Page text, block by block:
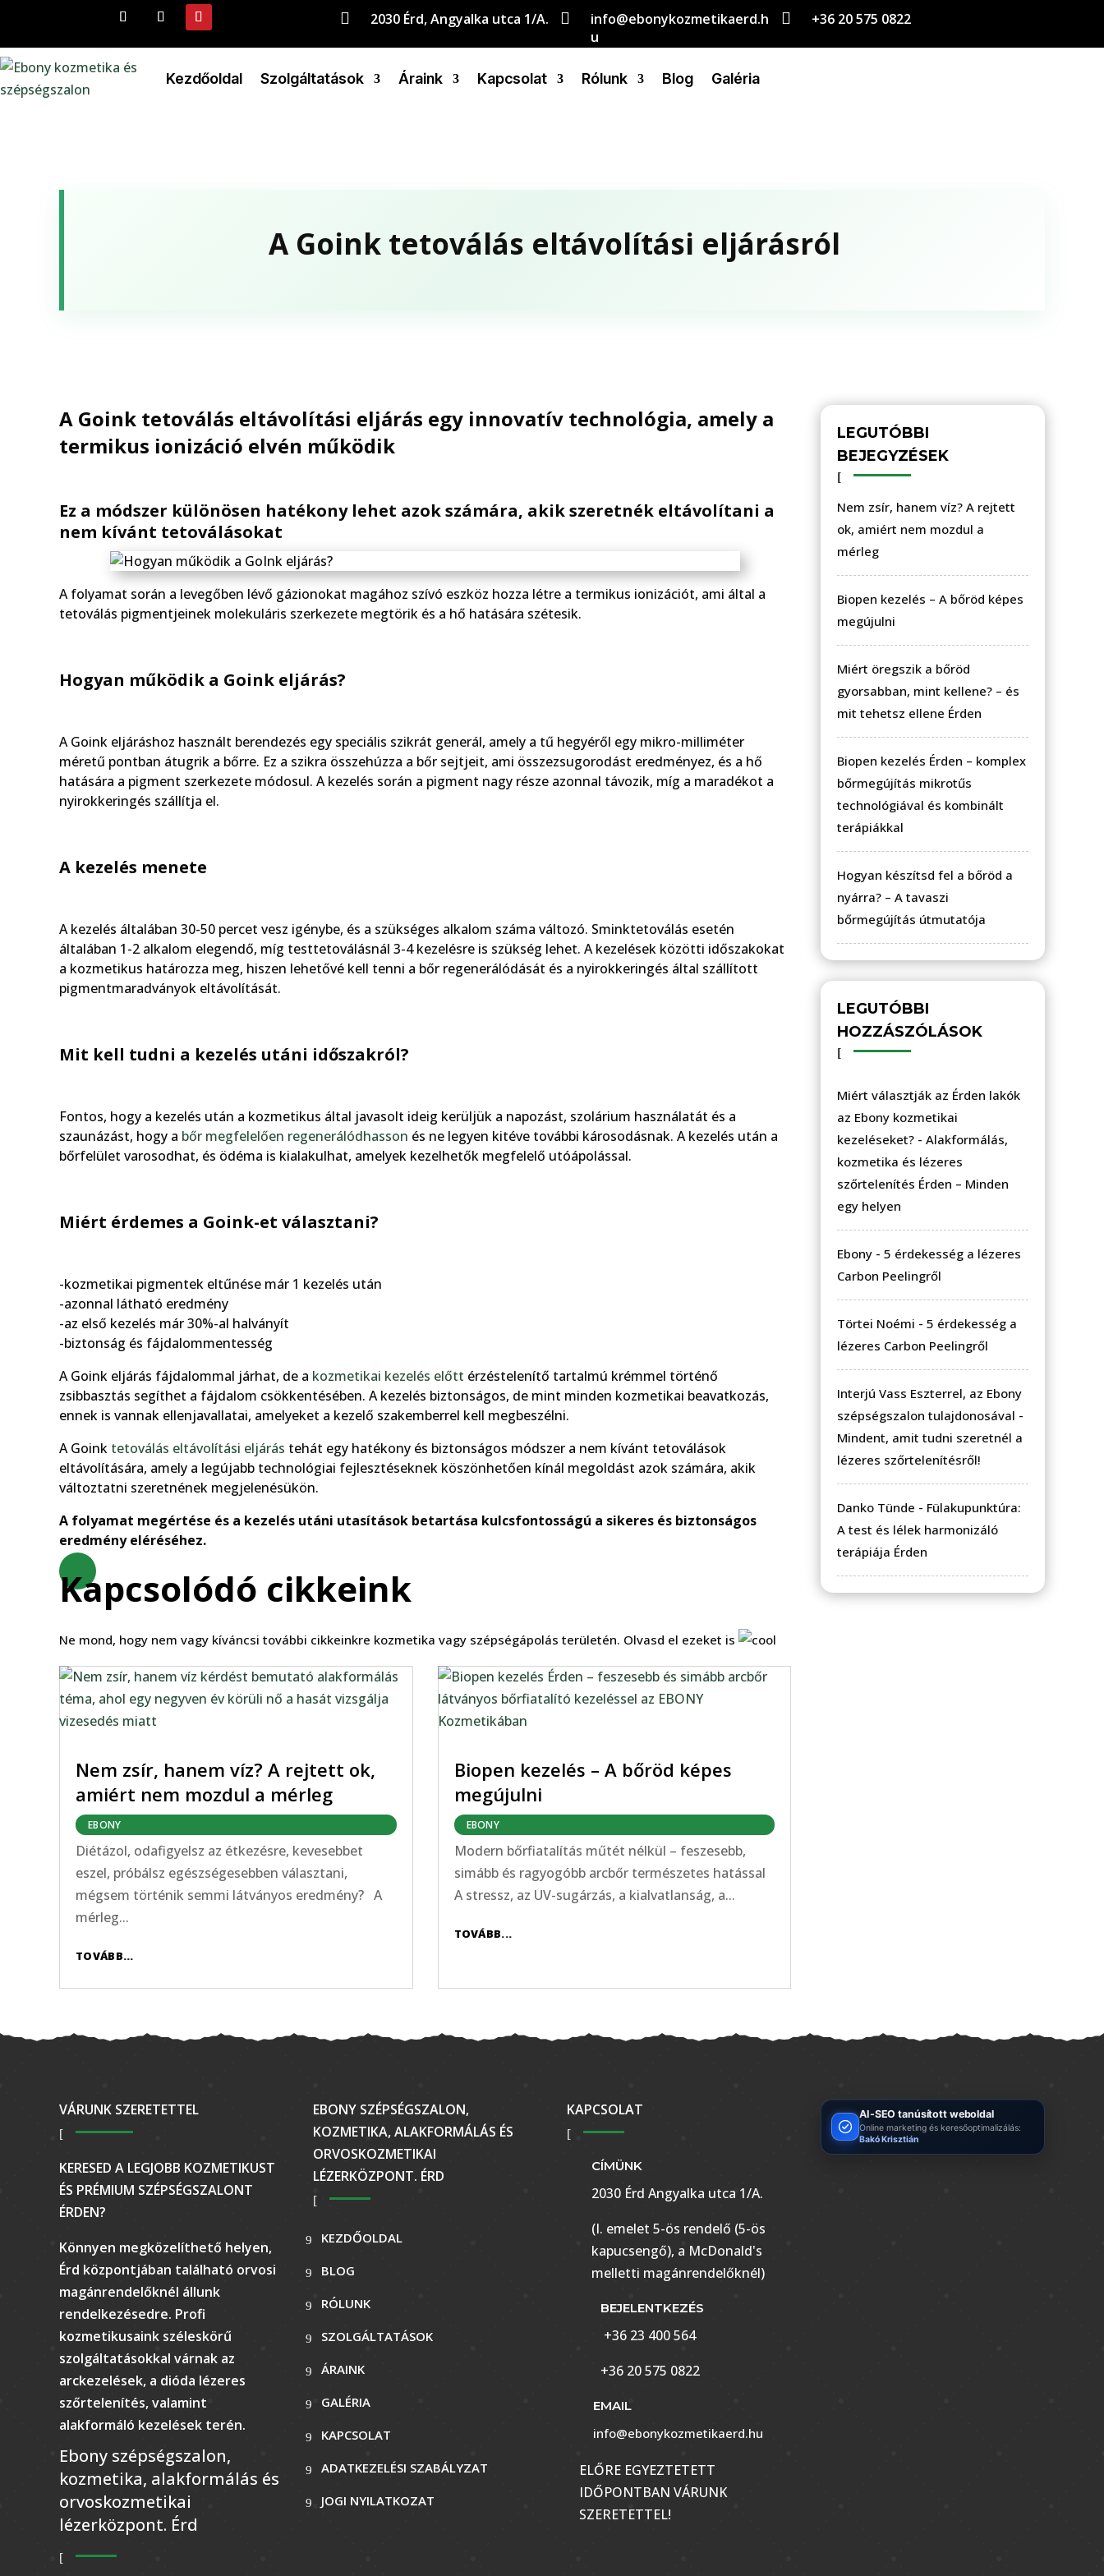
 2030 Érd, Angyalka utca 1/A. 
info@ebonykozmetikaerd.h
u
 +36 20 575 0822
Kezdőoldal Szolgáltatások Áraink Kapcsolat Rólunk Blog Galéria
A Goink tetoválás eltávolítási eljárásról
A Goink tetoválás eltávolítási eljárás egy innovatív technológia, amely a
termikus ionizáció elvén működik
Ez a módszer különösen hatékony lehet azok számára, akik szeretnék eltávolítani a
nem kívánt tetoválásokat
A folyamat során a levegőben lévő gázionokat magához szívó eszköz hozza létre a termikus ionizációt, ami által a
tetoválás pigmentjeinek molekuláris szerkezete megtörik és a hő hatására szétesik.
Hogyan működik a Goink eljárás?
A Goink eljáráshoz használt berendezés egy speciális szikrát generál, amely a tű hegyéről egy mikro-milliméter
méretű pontban átugrik a bőrre. Ez a szikra összehúzza a bőr sejtjeit, ami összezsugorodást eredményez, és a hő
hatására a pigment szerkezete módosul. A kezelés során a pigment nagy része azonnal távozik, míg a maradékot a
nyirokkeringés szállítja el.
A kezelés menete
A kezelés általában 30-50 percet vesz igénybe, és a szükséges alkalom száma változó. Sminktetoválás esetén
általában 1-2 alkalom elegendő, míg testtetoválásnál 3-4 kezelésre is szükség lehet. A kezelések közötti időszakokat
a kozmetikus határozza meg, hiszen lehetővé kell tenni a bőr regenerálódását és a nyirokkeringés által szállított
pigmentmaradványok eltávolítását.
Mit kell tudni a kezelés utáni időszakról?
Fontos, hogy a kezelés után a kozmetikus által javasolt ideig kerüljük a napozást, szolárium használatát és a
szaunázást, hogy a bőr megfelelően regenerálódhasson és ne legyen kitéve további károsodásnak. A kezelés után a
bőrfelület varosodhat, és ödéma is kialakulhat, amelyek kezelhetők megfelelő utóápolással.
Miért érdemes a Goink-et választani?
-kozmetikai pigmentek eltűnése már 1 kezelés után
-azonnal látható eredmény
-az első kezelés már 30%-al halványít
-biztonság és fájdalommentesség
A Goink eljárás fájdalommal járhat, de a kozmetikai kezelés előtt érzéstelenítő tartalmú krémmel történő
zsibbasztás segíthet a fájdalom csökkentésében. A kezelés biztonságos, de mint minden kozmetikai beavatkozás,
ennek is vannak ellenjavallatai, amelyeket a kezelő szakemberrel kell megbeszélni.
A Goink tetoválás eltávolítási eljárás tehát egy hatékony és biztonságos módszer a nem kívánt tetoválások
eltávolítására, amely a legújabb technológiai fejlesztéseknek köszönhetően kínál megoldást azok számára, akik
változtatni szeretnének megjelenésükön.
A folyamat megértése és a kezelés utáni utasítások betartása kulcsfontosságú a sikeres és biztonságos
eredmény eléréséhez.
Kapcsolódó cikkeink
Ne mond, hogy nem vagy kíváncsi további cikkeinkre kozmetika vagy szépségápolás területén. Olvasd el ezeket is
Nem zsír, hanem víz? A rejtett ok,
amiért nem mozdul a mérleg
EBONY
Diétázol, odafigyelsz az étkezésre, kevesebbet
eszel, próbálsz egészségesebben választani,
mégsem történik semmi látványos eredmény? A
mérleg...
TOVÁBB...
Biopen kezelés – A bőröd képes
megújulni
EBONY
Modern bőrfiatalítás műtét nélkül – feszesebb,
simább és ragyogóbb arcbőr természetes hatással
A stressz, az UV-sugárzás, a kialvatlanság, a...
TOVÁBB...
LEGUTÓBBI
BEJEGYZÉSEK
Nem zsír, hanem víz? A rejtett
ok, amiért nem mozdul a
mérleg
Biopen kezelés – A bőröd képes
megújulni
Miért öregszik a bőröd
gyorsabban, mint kellene? – és
mit tehetsz ellene Érden
Biopen kezelés Érden – komplex
bőrmegújítás mikrotűs
technológiával és kombinált
terápiákkal
Hogyan készítsd fel a bőröd a
nyárra? – A tavaszi
bőrmegújítás útmutatója
LEGUTÓBBI
HOZZÁSZÓLÁSOK
Miért választják az Érden lakók
az Ebony kozmetikai
kezeléseket? - Alakformálás,
kozmetika és lézeres
szőrtelenítés Érden – Minden
egy helyen
Ebony - 5 érdekesség a lézeres
Carbon Peelingről
Törtei Noémi - 5 érdekesség a
lézeres Carbon Peelingről
Interjú Vass Eszterrel, az Ebony
szépségszalon tulajdonosával -
Mindent, amit tudni szeretnél a
lézeres szőrtelenítésről!
Danko Tünde - Fülakupunktúra:
A test és lélek harmonizáló
terápiája Érden
VÁRUNK SZERETETTEL
KERESED A LEGJOBB KOZMETIKUST
ÉS PRÉMIUM SZÉPSÉGSZALONT
ÉRDEN?
Könnyen megközelíthető helyen,
Érd központjában található orvosi
magánrendelőknél állunk
rendelkezésedre. Profi
kozmetikusaink széleskörű
szolgáltatásokkal várnak az
arckezelések, a dióda lézeres
szőrtelenítés, valamint
alakformáló kezelések terén.
Ebony szépségszalon,
kozmetika, alakformálás és
orvoskozmetikai
lézerközpont. Érd
EBONY SZÉPSÉGSZALON,
KOZMETIKA, ALAKFORMÁLÁS ÉS
ORVOSKOZMETIKAI
LÉZERKÖZPONT. ÉRD
KEZDŐOLDAL
BLOG
RÓLUNK
SZOLGÁLTATÁSOK
ÁRAINK
GALÉRIA
KAPCSOLAT
ADATKEZELÉSI SZABÁLYZAT
JOGI NYILATKOZAT
KAPCSOLAT
CÍMÜNK
2030 Érd Angyalka utca 1/A.
(I. emelet 5-ös rendelő (5-ös
kapucsengő), a McDonald's
melletti magánrendelőknél)
BEJELENTKEZÉS
+36 23 400 564
+36 20 575 0822
EMAIL
info@ebonykozmetikaerd.hu
ELŐRE EGYEZTETETT
IDŐPONTBAN VÁRUNK
SZERETETTEL!
AI-SEO tanúsított weboldal
Online marketing és keresőoptimalizálás:
Bakó Krisztián